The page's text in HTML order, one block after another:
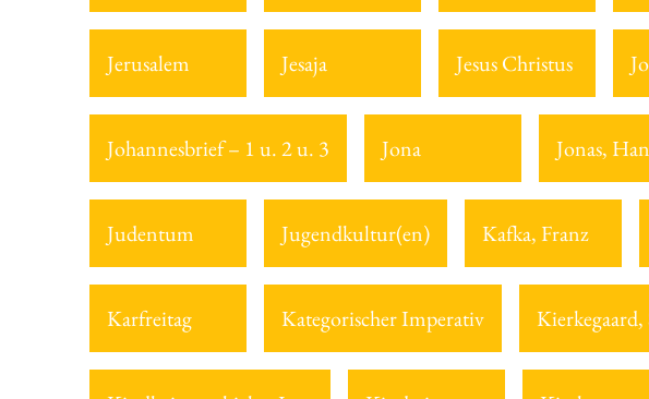
Jerusalem Jesaja Jesus Christus
Johannesbrief – 1 u. 2 u. 3 Jona Jonas,
Judentum Jugendkultur(en) Kafka, Franz
Karfreitag Kategorischer Imperativ